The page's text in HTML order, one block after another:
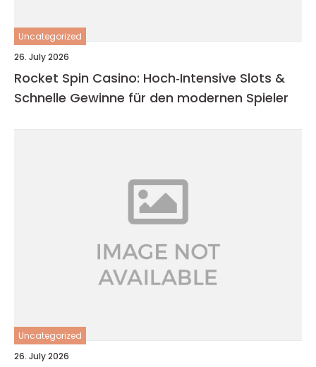
Uncategorized
26. July 2026
Rocket Spin Casino: Hoch‑Intensive Slots &
Schnelle Gewinne für den modernen Spieler
Uncategorized
26. July 2026